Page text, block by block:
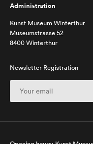
Administration
Kunst Museum Winterthur
Museumstrasse 52
8400 Winterthur
Newsletter Registration